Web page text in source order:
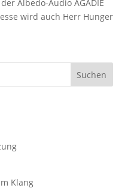
Albedo-Audio AGADIE
wird auch Herr Hunger
Klang